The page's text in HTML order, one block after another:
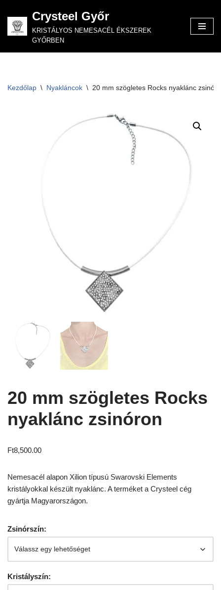
Skip
to
Crysteel Győr
KRISTÁLYOS NEMESACÉL ÉKSZEREK
GYŐRBEN
Kezdőlap \ Nyakláncok \ 20 mm szögletes Rocks nyaklánc
20 mm szögletes Rocks
nyaklánc zsinóron
Ft8,500.00
Nemesacél alapon Xilion típusú Swarovski Elements
kristályokkal készült nyaklánc. A terméket a Crysteel cég
gyártja Magyarországon.
Zsinórszín:
Kristályszín: